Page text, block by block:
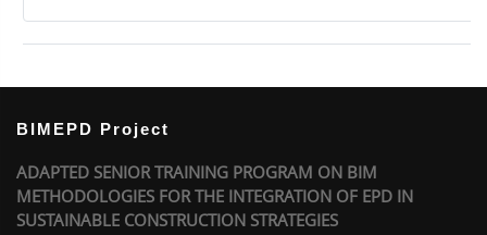
BIMEPD Project
ADAPTED SENIOR TRAINING PROGRAM ON BIM
METHODOLOGIES FOR THE INTEGRATION OF EPD IN
SUSTAINABLE CONSTRUCTION STRATEGIES